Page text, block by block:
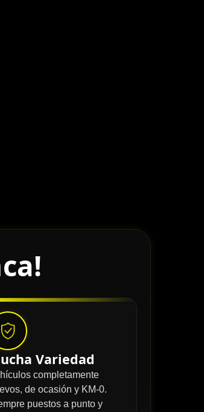
Variedad
completamente
de ocasión y KM-0.
puestos a punto y